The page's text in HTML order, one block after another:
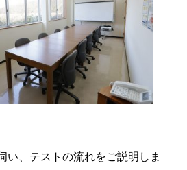
い、テストの流れをご説明しま